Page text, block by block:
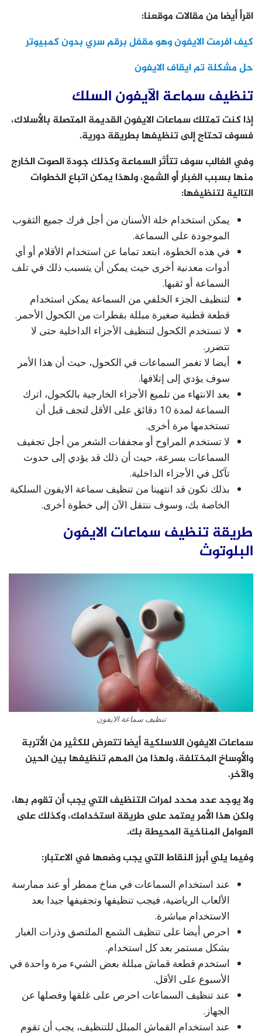
اقرأ أيضا من مقالات موقعنا:
كيف افرمت الايفون وهو مقفل برقم سري بدون كمبيوتر
حل مشكلة تم ايقاف الايفون
تنظيف سماعة الآيفون السلك
إذا كنت تمتلك سماعات الايفون القديمة المتصلة بالأسلاك،
فسوف تحتاج إلى تنظيفها بطريقة دورية.
وفي الغالب سوف تتأثر السماعة وكذلك جودة الصوت الخارج
منها بسبب الغبار أو الشمع، ولهذا يمكن اتباع الخطوات
التالية لتنظيفها:
يمكن استخدام خلة الأسنان من أجل فرك جميع الثقوب
الموجودة على السماعة.
في هذه الخطوة، ابتعد تماما عن استخدام الأقلام أو أي
أدوات معدنية أخرى حيث يمكن أن يتسبب ذلك في تلف
السماعة أو ثقبها.
لتنظيف الجزء الخلفي من السماعة يمكن استخدام
قطعة قطنية صغيرة مبللة بقطرات من الكحول الأحمر.
لا تستخدم الكحول لتنظيف الأجزاء الداخلية حتى لا
تتضرر.
أيضا لا تغمر السماعات في الكحول، حيث أن هذا الأمر
سوف يؤدي إلى إتلافها.
بعد الانتهاء من تلميع الأجزاء الخارجية بالكحول، اترك
السماعة لمدة 10 دقائق على الأقل لتجف قبل أن
تستخدمها مرة أخرى.
لا تستخدم المراوح أو مجففات الشعر من أجل تجفيف
السماعات بسرعة، حيث أن ذلك قد يؤدي إلى حدوث
تآكل في الأجزاء الداخلية.
بذلك نكون قد انتهينا من تنظيف سماعة الايفون السلكية
الخاصة بك، وسوف ننتقل الآن إلى خطوة أخرى.
طريقة تنظيف سماعات الايفون
البلوتوث
تنظيف سماعة الايفون
سماعات الايفون اللاسلكية أيضا تتعرض للكثير من الأتربة
والأوساخ المختلفة، ولهذا من المهم تنظيفها بين الحين
والآخر.
ولا يوجد عدد محدد لمرات التنظيف التي يجب أن تقوم بها،
ولكن هذا الأمر يعتمد على طريقة استخدامك، وكذلك على
العوامل المناخية المحيطة بك.
وفيما يلي أبرز النقاط التي يجب وضعها في الاعتبار:
عند استخدام السماعات في مناخ ممطر أو عند ممارسة
الألعاب الرياضية، فيجب تنظيفها وتجفيفها جيدا بعد
الاستخدام مباشرة.
احرص أيضا على تنظيف الشمع الملتصق وذرات الغبار
بشكل مستمر بعد كل استخدام.
استخدم قطعة قماش مبللة بعض الشيء مرة واحدة في
الأسبوع على الأقل.
عند تنظيف السماعات احرص على غلقها وفصلها عن
الجهاز.
عند استخدام القماش المبلل للتنظيف، يجب أن تقوم